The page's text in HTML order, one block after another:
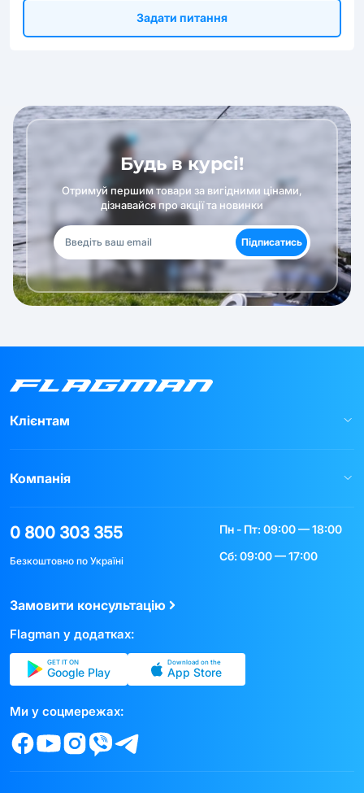
Задати питання
Будь в курсі!
Отримуй першим товари за вигідними цінами,
дізнавайся про акції та новинки
Підписатись
Клієнтам
Компанія
0 800 303 355
Безкоштовно по Україні
Пн - Пт: 09:00 — 18:00
Сб: 09:00 — 17:00
Замовити консультацію
Flagman у додатках:
GET IT ON
Google Play
Download on the
App Store
Ми у соцмережах: